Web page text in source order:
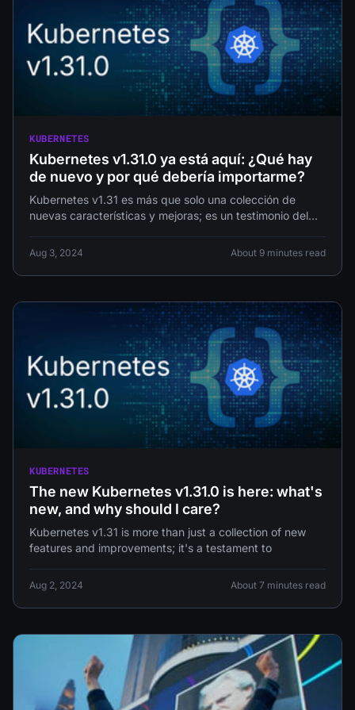
KUBERNETES
Kubernetes v1.31.0 ya está aquí: ¿Qué hay
de nuevo y por qué debería importarme?
Kubernetes v1.31 es más que solo una colección de
nuevas características y mejoras; es un testimonio del
Aug 3, 2024 About 9 minutes read
KUBERNETES
The new Kubernetes v1.31.0 is here: what's
new, and why should I care?
Kubernetes v1.31 is more than just a collection of new
features and improvements; it's a testament to
Aug 2, 2024 About 7 minutes read